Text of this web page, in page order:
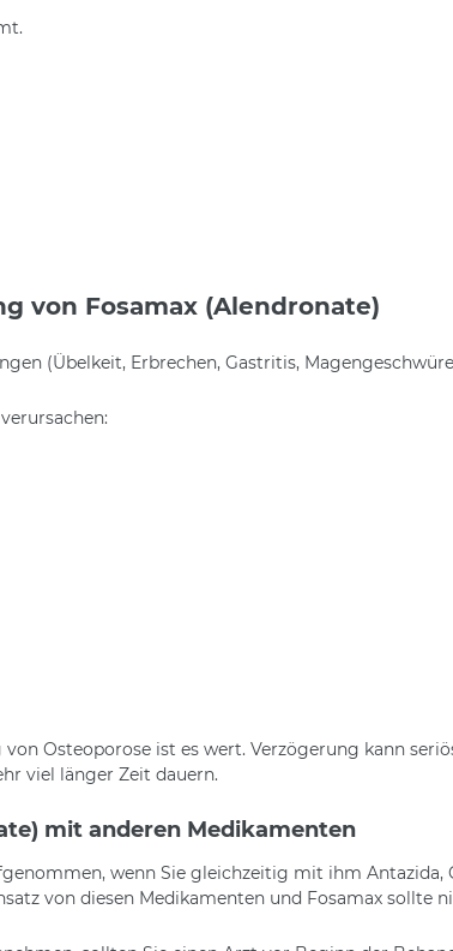
von Fosamax (Alendronate)
(Übelkeit, Erbrechen, Gastritis,
Osteoporose ist es wert. Verzögerung kann
viel länger Zeit dauern.
mit anderen Medikamenten
wenn Sie gleichzeitig mit ihm
von diesen Medikamenten und Fosamax sollte